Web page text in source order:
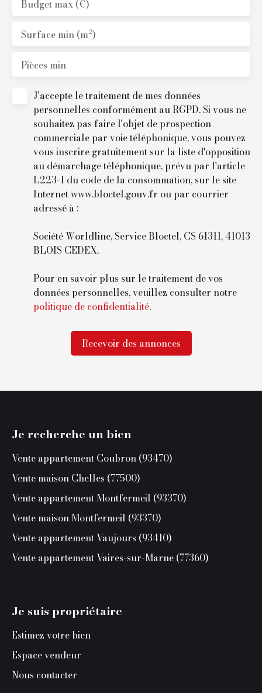
Budget max (€)
Surface min (m²)
Pièces min
J'accepte le traitement de mes données
personnelles conformément au RGPD. Si vous ne
souhaitez pas faire l'objet de prospection
commerciale par voie téléphonique, vous pouvez
vous inscrire gratuitement sur la liste d'opposition
au démarchage téléphonique, prévu par l'article
L223-1 du code de la consommation, sur le site
Internet www.bloctel.gouv.fr ou par courrier
adressé à :
Société Worldline, Service Bloctel, CS 61311, 41013
BLOIS CEDEX.
Pour en savoir plus sur le traitement de vos
données personnelles, veuillez consulter notre
politique de confidentialité.
Recevoir des annonces
Je recherche un bien
Vente appartement Coubron (93470)
Vente maison Chelles (77500)
Vente appartement Montfermeil (93370)
Vente maison Montfermeil (93370)
Vente appartement Vaujours (93410)
Vente appartement Vaires-sur-Marne (77360)
Je suis propriétaire
Estimez votre bien
Espace vendeur
Nous contacter